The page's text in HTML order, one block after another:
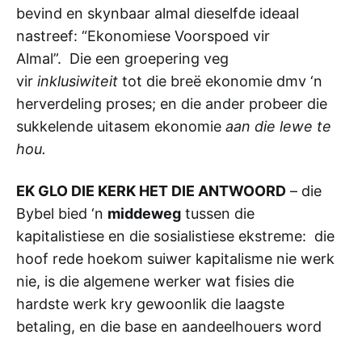
bevind en skynbaar almal dieselfde ideaal
nastreef: “Ekonomiese Voorspoed vir
Almal”. Die een groepering veg
vir inklusiwiteit tot die breë ekonomie dmv ‘n
herverdeling proses; en die ander probeer die
sukkelende uitasem ekonomie aan die lewe te
hou.
EK GLO DIE KERK HET DIE ANTWOORD – die
Bybel bied ‘n middeweg tussen die
kapitalistiese en die sosialistiese ekstreme: die
hoof rede hoekom suiwer kapitalisme nie werk
nie, is die algemene werker wat fisies die
hardste werk kry gewoonlik die laagste
betaling, en die base en aandeelhouers word